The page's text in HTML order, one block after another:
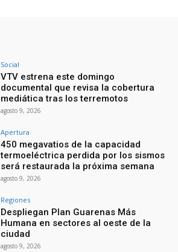
Social
VTV estrena este domingo
documental que revisa la cobertura
mediática tras los terremotos
agosto 9, 2026
Apertura
450 megavatios de la capacidad
termoeléctrica perdida por los sismos
será restaurada la próxima semana
agosto 9, 2026
Regiones
Despliegan Plan Guarenas Más
Humana en sectores al oeste de la
ciudad
agosto 9, 2026